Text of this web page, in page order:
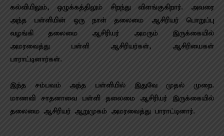
கல்வியிலும், ஒழுக்கத்திலும் சிறந்து விளங்குகிறார். அவரை
அந்த பள்ளியின் ஒரு நாள் தலைமை ஆசிரியர் பொறுப்பு
வழங்கி தலைமை ஆசிரியர் அமரும் இருக்கையில்
அமரவைத்து பள்ளி ஆசிரியர்கள், ஆசிரியைகள்
பாராட்டினார்கள்.
இந்த சம்பவம் அந்த பள்ளியில் இதுவே முதல் முறை.
மாணவி சாதனாவை பள்ளி தலைமை ஆசிரியர் இருக்கையில்
தலைமை ஆசிரியர் ஆறுமுகம் அமரவைத்து பாராட்டினார்.